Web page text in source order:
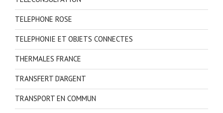
TELEPHONE ROSE
TELEPHONIE ET OBJETS CONNECTES
THERMALES FRANCE
TRANSFERT D'ARGENT
TRANSPORT EN COMMUN